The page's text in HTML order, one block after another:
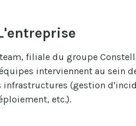
filiale du groupe
interviennent au sein
infrastructures (gestion
etc.).